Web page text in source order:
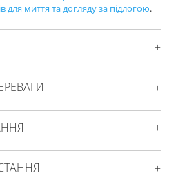
для миття та догляду за підлогою.